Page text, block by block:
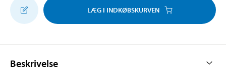
LÆG I INDKØBSKURVEN
Beskrivelse